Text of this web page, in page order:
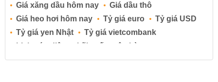
Giá xăng dầu hôm nay
Giá dầu thô
Giá heo hơi hôm nay
Tỷ giá euro
Tỷ giá USD
Tỷ giá yen Nhật
Tỷ giá vietcombank
Lịch cúp điện
Lãi suất ngân hàng
Lãi suất tiết kiệm
Lãi suất tiền gửi